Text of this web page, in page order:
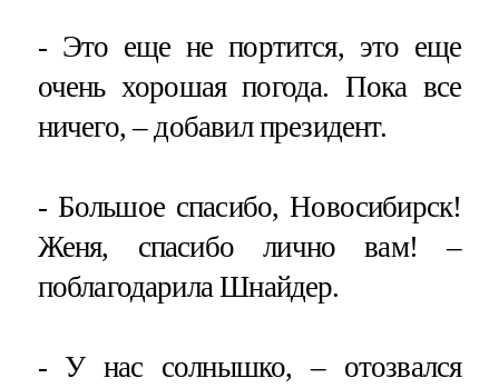
- Это еще не портится, это еще
очень хорошая погода. Пока все
ничего, – добавил президент.
- Большое спасибо, Новосибирск!
Женя, спасибо лично вам! –
поблагодарила Шнайдер.
- У нас солнышко, – отозвался